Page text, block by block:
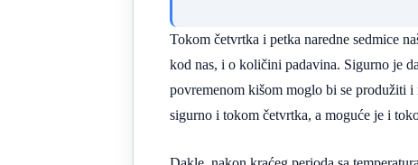
Tokom četvrtka i petka naredne sedmice
kod nas, i o količini padavina. Sigurno je
povremenom kišom moglo bi se produžiti
sigurno i tokom četvrtka, a moguće je i